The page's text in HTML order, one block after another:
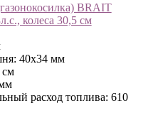
BRAIT
колеса 30,5 см
40х34 мм
см
расход топлива: 610